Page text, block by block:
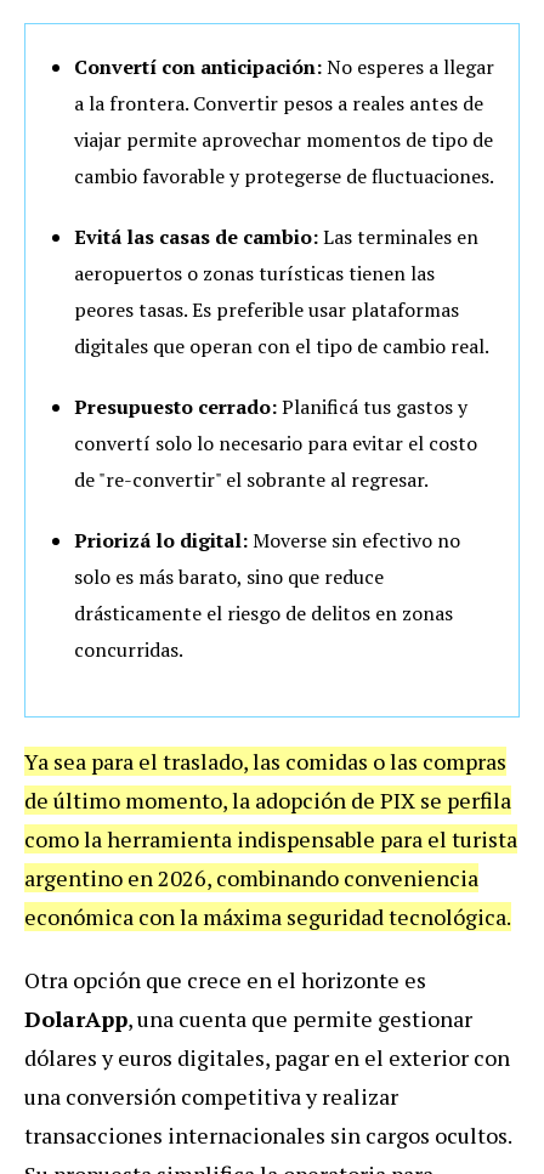
Convertí con anticipación:No esperes a llegar
a la frontera. Convertir pesos a reales antes de
viajar permite aprovechar momentos de tipo de
cambio favorable y protegerse de fluctuaciones.
Evitá las casas de cambio:Las terminales en
aeropuertos o zonas turísticas tienen las
peores tasas. Es preferible usar plataformas
digitales que operan con el tipo de cambio real.
Presupuesto cerrado:Planificá tus gastos y
convertí solo lo necesario para evitar el costo
de "re-convertir" el sobrante al regresar.
Priorizá lo digital:Moverse sin efectivo no
solo es más barato, sino que reduce
drásticamente el riesgo de delitos en zonas
concurridas.
Ya sea para el traslado, las comidas o las compras
de último momento, la adopción de PIX se perfila
como la herramienta indispensable para el turista
argentino en 2026, combinando conveniencia
económica con la máxima seguridad tecnológica.
Otra opción que crece en el horizonte es
DolarApp, una cuenta que permite gestionar
dólares y euros digitales, pagar en el exterior con
una conversión competitiva y realizar
transacciones internacionales sin cargos ocultos.